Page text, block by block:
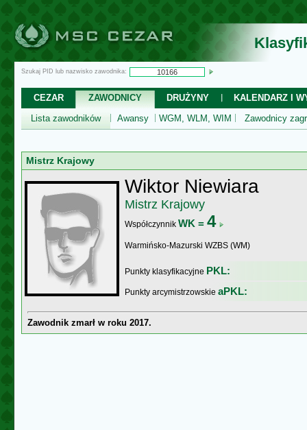
Szukaj PID lub nazwisko zawodnika:
CEZAR ZAWODNICY DRUŻYNY
KALENDARZ I
Lista zawodników
Awansy WGM, WLM, WIM Zawodnicy
Mistrz Krajowy
Wiktor Niewiara
Mistrz Krajowy
Współczynnik WK = 4
Warmińsko-Mazurski WZBS (WM)
Punkty klasyfikacyjne PKL:
Punkty arcymistrzowskie aPKL:
Zawodnik zmarł w roku 2017.